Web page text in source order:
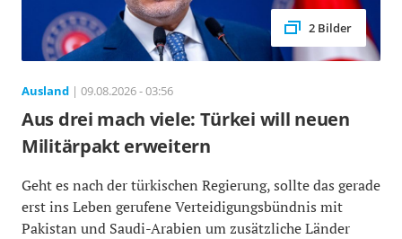
2 Bilder
Ausland | 09.08.2026 - 03:56
Aus drei mach viele: Türkei will neuen
Militärpakt erweitern
Geht es nach der türkischen Regierung, sollte das gerade
erst ins Leben gerufene Verteidigungsbündnis mit
Pakistan und Saudi-Arabien um zusätzliche Länder